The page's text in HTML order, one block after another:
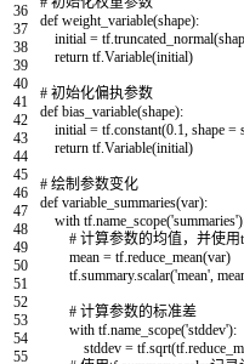
36
37
38
39
40
41
42
43
44
45
46
47
48
49
50
51
52
53
54
55
def weight_variable(shape):
initial = tf truncated_normal(
return tf Variable(initial)
# 初始化偏执参数
def bias_variable(shape):
initial = tf constant(0.1 shape =
return tf Variable(initial)
# 绘制参数变化
def variable_summaries(var):
with tf name_scope('summaries')
# 计算参数的均值，并使用
mean = tf reduce_mean(var)
tf summary.scalar('mean'
# 计算参数的标准差
with tf name_scope('stddev'):
stddev = tf sqrt(tf